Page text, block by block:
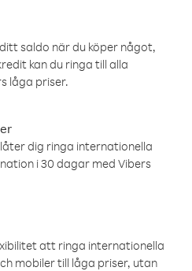
saldo när du köper något,
kan du ringa till alla
låga priser.
dig ringa internationella
i 30 dagar med Vibers
att ringa internationella
mobiler till låga priser, utan